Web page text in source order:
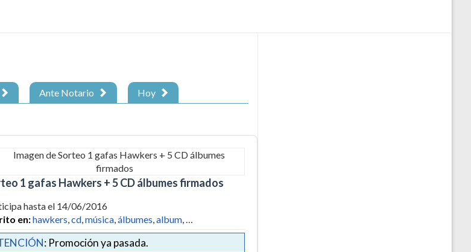
Ante Notario Hoy
1 gafas Hawkers + 5 CD álbumes firmados
hasta el 14/06/2016
en:hawkers,cd,música,álbumes,album, …
: Promoción ya pasada.